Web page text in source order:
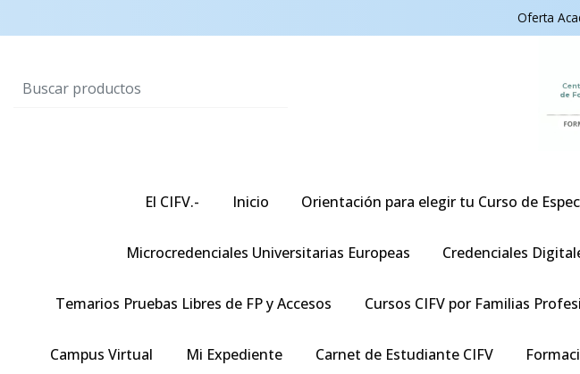
Oferta
El CIFV.- Inicio Orientación para elegir tu Curso de
Microcredenciales Universitarias Europeas Credenciales
Temarios Pruebas Libres de FP y Accesos Cursos CIFV por Familias
Campus Virtual Mi Expediente Carnet de Estudiante CIFV